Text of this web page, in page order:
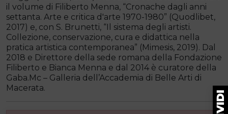
il volume di Filiberto Menna, “Cronache dagli anni
settanta. Arte e critica d'arte 1970-1980” (Quodlibet,
2017) e, con S. Brunetti, “Il sistema degli artisti.
Collezione, conservazione, cura e didattica nella
pratica artistica contemporanea” (Mimesis, 2019). Dal
2018 e Direttore della sede romana della Fondazione
Filiberto e Bianca Menna e dal 2014 è curatore della
Gaba.Mc – Galleria dell’Accademia di Belle Arti di
Macerata.